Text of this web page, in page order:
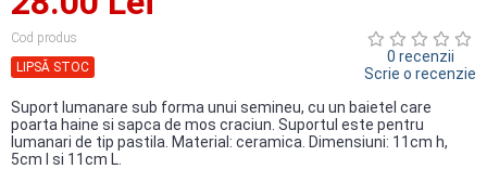
Cod produs
LIPSĂ STOC
0 recenzii
Scrie o recenzie
Suport lumanare sub forma unui semineu, cu un baietel care
poarta haine si sapca de mos craciun. Suportul este pentru
lumanari de tip pastila. Material: ceramica. Dimensiuni: 11cm h,
5cm l si 11cm L.